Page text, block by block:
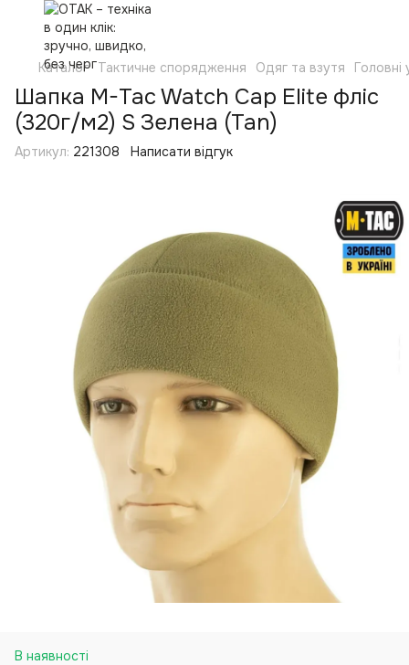
Каталог Тактичне спорядження Одяг та взутя Головні
Шапка M-Tac Watch Cap Elite фліс
(320г/м2) S Зелена (Tan)
Артикул: 221308 Написати відгук
В наявності